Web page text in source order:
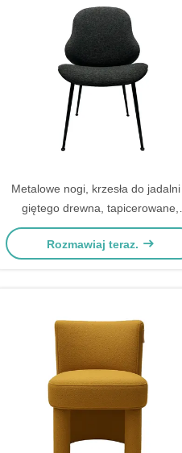
Metalowe nogi, krzesła do
giętego drewna, tapicerowane,
wygodne krzesła kuchenne z
tapicerką
Rozmawiaj teraz.